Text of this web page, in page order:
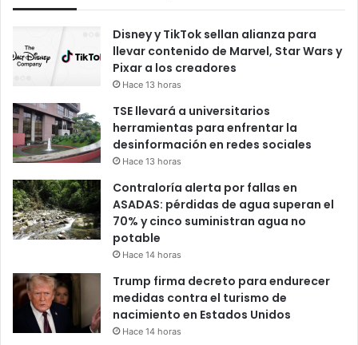
Disney y TikTok sellan alianza para
llevar contenido de Marvel, Star Wars y
Pixar a los creadores
Hace 13 horas
TSE llevará a universitarios
herramientas para enfrentar la
desinformación en redes sociales
Hace 13 horas
Contraloría alerta por fallas en
ASADAS: pérdidas de agua superan el
70% y cinco suministran agua no
potable
Hace 14 horas
Trump firma decreto para endurecer
medidas contra el turismo de
nacimiento en Estados Unidos
Hace 14 horas